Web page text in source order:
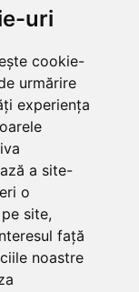
uri
cookie-
urmărire
experiența
a site-
o
site,
față
noastre